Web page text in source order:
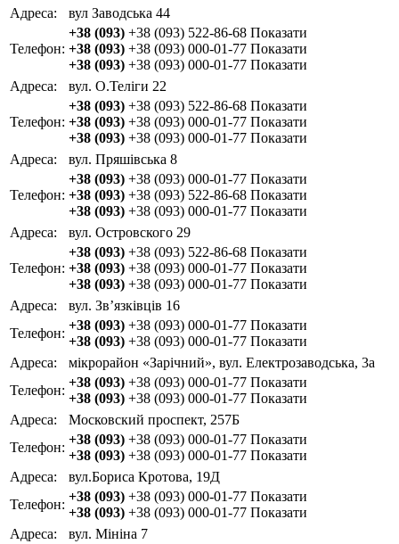
Адреса:
вул Заводська 44
Телефон:
+38 (093) +38 (093) 522-86-68 Показати
+38 (093) +38 (093) 000-01-77 Показати
+38 (093) +38 (093) 000-01-77 Показати
Адреса:
вул. О.Теліги 22
Телефон:
+38 (093) +38 (093) 522-86-68 Показати
+38 (093) +38 (093) 000-01-77 Показати
+38 (093) +38 (093) 000-01-77 Показати
Адреса:
вул. Пряшівська 8
Телефон:
+38 (093) +38 (093) 000-01-77 Показати
+38 (093) +38 (093) 522-86-68 Показати
+38 (093) +38 (093) 000-01-77 Показати
Адреса:
вул. Островского 29
Телефон:
+38 (093) +38 (093) 522-86-68 Показати
+38 (093) +38 (093) 000-01-77 Показати
+38 (093) +38 (093) 000-01-77 Показати
Адреса:
вул. Зв’язківців 16
Телефон:
+38 (093) +38 (093) 000-01-77 Показати
+38 (093) +38 (093) 000-01-77 Показати
Адреса:
мікрорайон «Зарічний», вул. Електрозаводська, 3а
Телефон:
+38 (093) +38 (093) 000-01-77 Показати
+38 (093) +38 (093) 000-01-77 Показати
Адреса:
Московский проспект, 257Б
Телефон:
+38 (093) +38 (093) 000-01-77 Показати
+38 (093) +38 (093) 000-01-77 Показати
Адреса:
вул.Бориса Кротова, 19Д
Телефон:
+38 (093) +38 (093) 000-01-77 Показати
+38 (093) +38 (093) 000-01-77 Показати
Адреса:
вул. Мініна 7